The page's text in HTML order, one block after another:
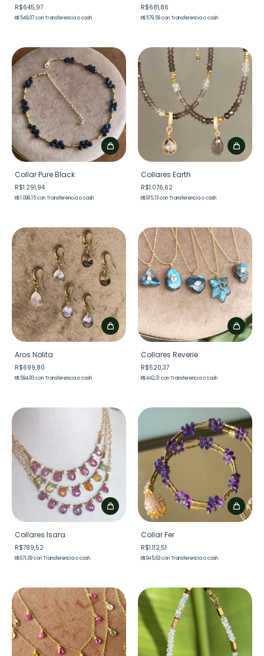
R$645,97
R$549,07conTransferencia o cash
R$681,86
R$579,58conTransferencia o cash
Collar Pure Black
R$1.291,94
R$1.098,15conTransferencia o cash
Collares Earth
R$1.076,62
R$915,13conTransferencia o cash
Aros Nolita
R$699,80
R$594,83conTransferencia o cash
Collares Reverie
R$520,37
R$442,31 conTransferencia o cash
Collares Isara
R$789,52
R$671,09conTransferencia o cash
Collar Fer
R$1.112,51
R$945,63conTransferencia o cash